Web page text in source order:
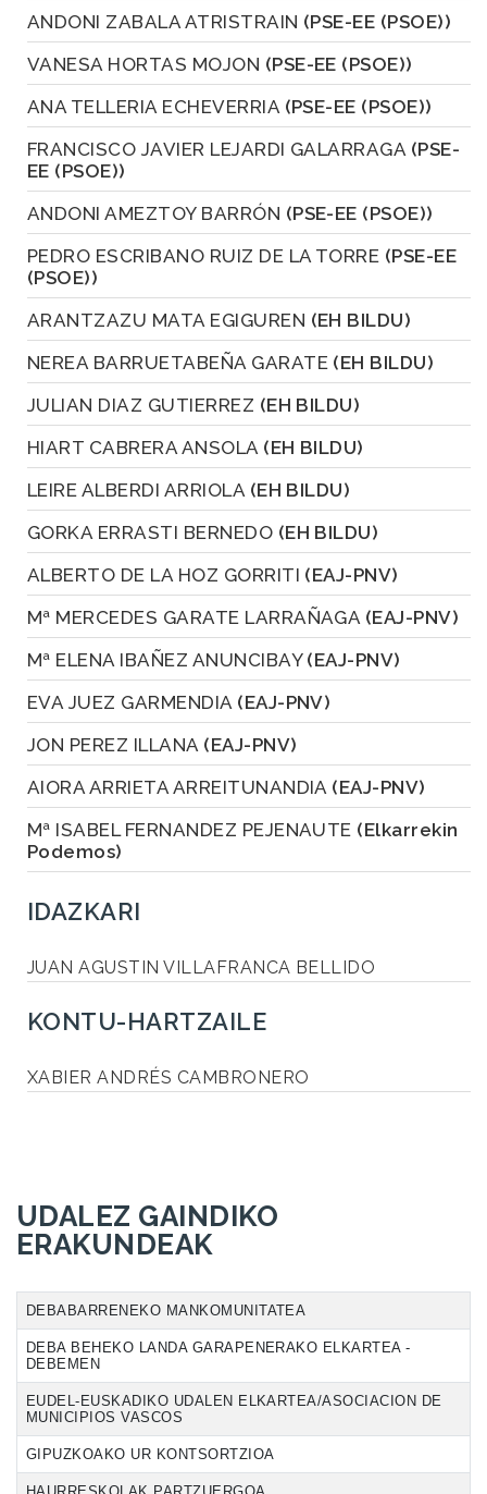
ANDONI ZABALA ATRISTRAIN (PSE-EE (PSOE))
VANESA HORTAS MOJON (PSE-EE (PSOE))
ANA TELLERIA ECHEVERRIA (PSE-EE (PSOE))
FRANCISCO JAVIER LEJARDI GALARRAGA (PSE-
EE (PSOE))
ANDONI AMEZTOY BARRÓN (PSE-EE (PSOE))
PEDRO ESCRIBANO RUIZ DE LA TORRE (PSE-EE
(PSOE))
ARANTZAZU MATA EGIGUREN (EH BILDU)
NEREA BARRUETABEÑA GARATE (EH BILDU)
JULIAN DIAZ GUTIERREZ (EH BILDU)
HIART CABRERA ANSOLA (EH BILDU)
LEIRE ALBERDI ARRIOLA (EH BILDU)
GORKA ERRASTI BERNEDO (EH BILDU)
ALBERTO DE LA HOZ GORRITI (EAJ-PNV)
Mª MERCEDES GARATE LARRAÑAGA (EAJ-PNV)
Mª ELENA IBAÑEZ ANUNCIBAY (EAJ-PNV)
EVA JUEZ GARMENDIA (EAJ-PNV)
JON PEREZ ILLANA (EAJ-PNV)
AIORA ARRIETA ARREITUNANDIA (EAJ-PNV)
Mª ISABEL FERNANDEZ PEJENAUTE (Elkarrekin
Podemos)
IDAZKARI
JUAN AGUSTIN VILLAFRANCA BELLIDO
KONTU-HARTZAILE
XABIER ANDRÉS CAMBRONERO
UDALEZ GAINDIKO
ERAKUNDEAK
DEBABARRENEKO MANKOMUNITATEA
DEBA BEHEKO LANDA GARAPENERAKO ELKARTEA -
DEBEMEN
EUDEL-EUSKADIKO UDALEN ELKARTEA/ASOCIACION DE
MUNICIPIOS VASCOS
GIPUZKOAKO UR KONTSORTZIOA